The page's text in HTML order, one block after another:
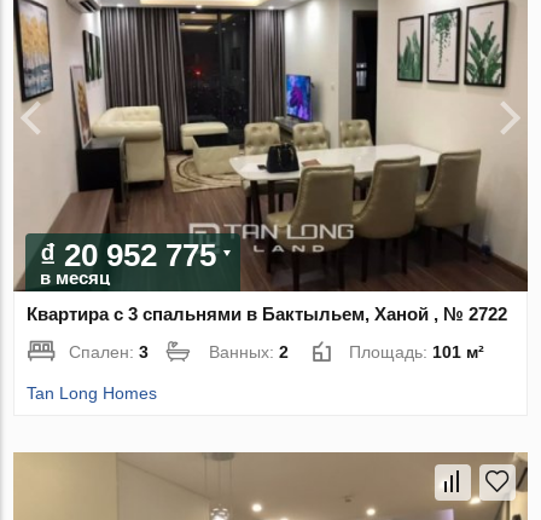
₫ 20 952 775
в месяц
Квартира с 3 спальнями в Бактыльем, Ханой , № 2722
Спален:3 Ванных:2 Площадь:101 м²
Tan Long Homes